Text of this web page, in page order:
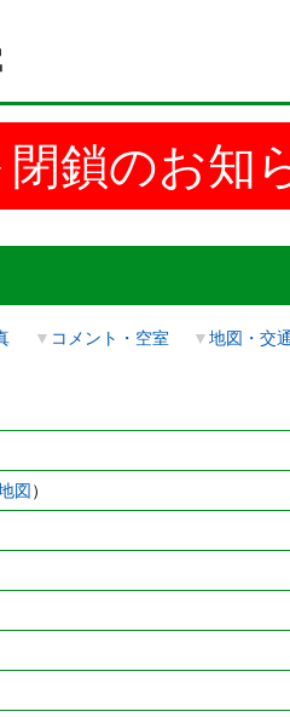
閉鎖のお知
▼ コメント・空室 ▼地図・交通
図）